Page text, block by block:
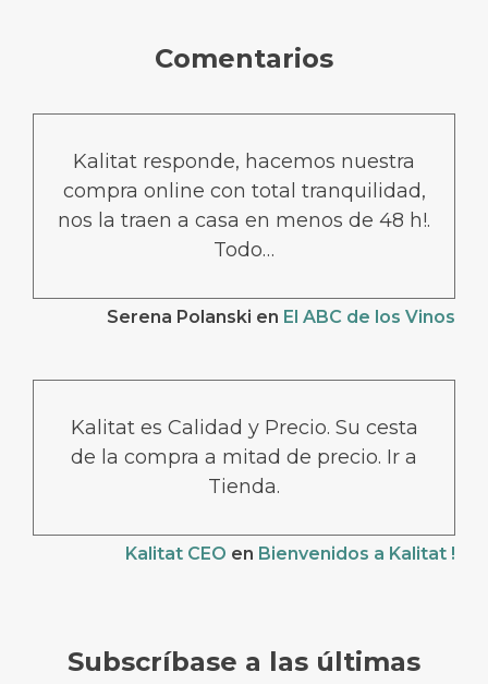
Comentarios
Kalitat responde, hacemos nuestra
compra online con total tranquilidad,
nos la traen a casa en menos de 48 h!.
Todo…
Serena Polanski en El ABC de los Vinos
Kalitat es Calidad y Precio. Su cesta
de la compra a mitad de precio. Ir a
Tienda.
Kalitat CEO en Bienvenidos a Kalitat !
Subscríbase a las últimas